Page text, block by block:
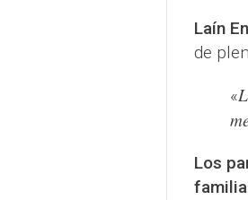
Laín
de
«
Los